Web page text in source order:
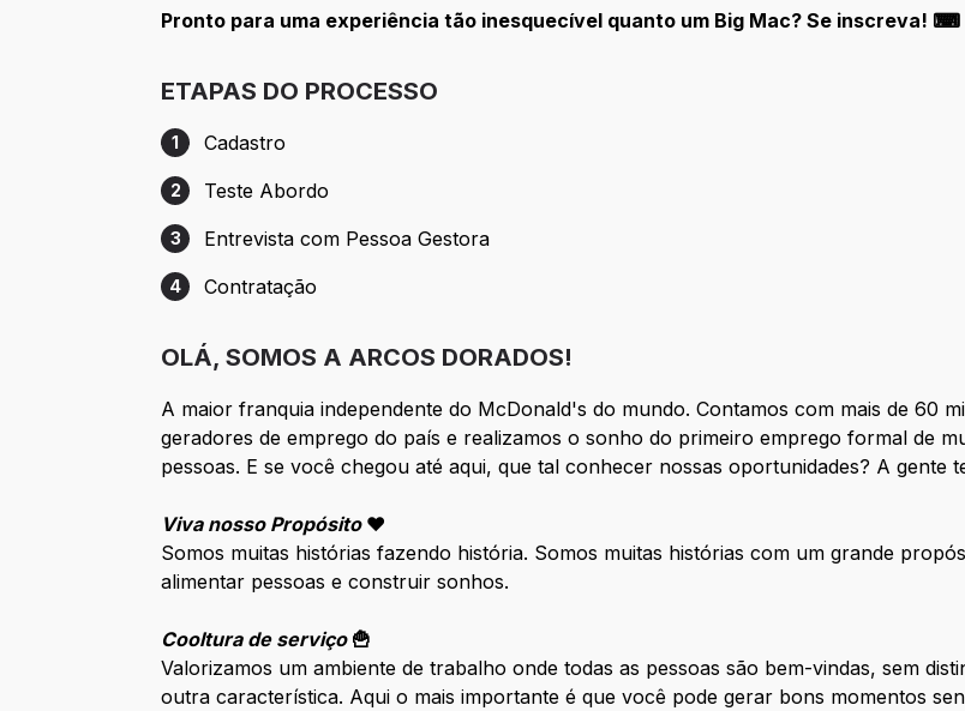
Pronto para uma experiência tão inesquecível quanto um Big Mac? Se inscreva! ⌨
ETAPAS DO PROCESSO
Etapa 1: Cadastro
1 Cadastro
Etapa 2: Teste Abordo
2 Teste Abordo
Etapa 3: Entrevista com Pessoa Gestora
3 Entrevista com Pessoa Gestora
Etapa 4: Contratação
4 Contratação
OLÁ, SOMOS A ARCOS DORADOS!
A maior franquia independente do McDonald's do mundo. Contamos com mais de 60
geradores de emprego do país e realizamos o sonho do primeiro emprego formal de
pessoas. E se você chegou até aqui, que tal conhecer nossas oportunidades? A
Viva nosso Propósito ❤️
Somos muitas histórias fazendo história. Somos muitas histórias com um grande
alimentar pessoas e construir sonhos.
Cooltura de serviço 🍟
Valorizamos um ambiente de trabalho onde todas as pessoas são bem-vindas, sem
outra característica. Aqui o mais importante é que você pode gerar bons momentos